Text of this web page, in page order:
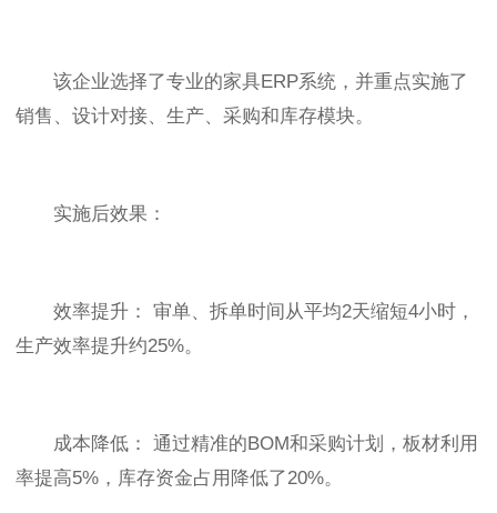
该企业选择了专业的家具ERP系统，并重点实施了
销售、设计对接、生产、采购和库存模块。
实施后效果：
效率提升： 审单、拆单时间从平均2天缩短4小时，
生产效率提升约25%。
成本降低： 通过精准的BOM和采购计划，板材利用
率提高5%，库存资金占用降低了20%。